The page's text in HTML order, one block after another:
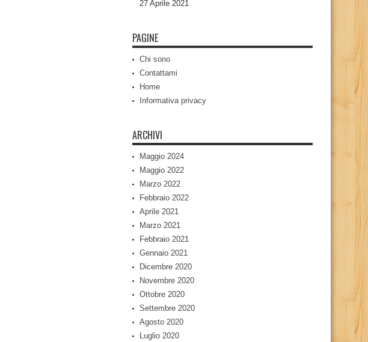
27 Aprile 2021
PAGINE
Chi sono
Contattami
Home
Informativa privacy
ARCHIVI
Maggio 2024
Maggio 2022
Marzo 2022
Febbraio 2022
Aprile 2021
Marzo 2021
Febbraio 2021
Gennaio 2021
Dicembre 2020
Novembre 2020
Ottobre 2020
Settembre 2020
Agosto 2020
Luglio 2020